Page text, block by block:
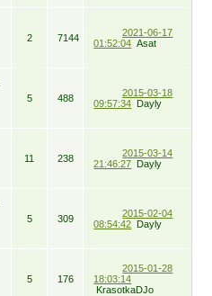
2 7144
2021-06-17
01:52:04 Asat
5 488
2015-03-18
09:57:34 Dayly
11 238
2015-03-14
21:46:27 Dayly
5 309
2015-02-04
08:54:42 Dayly
5 176
2015-01-28
18:03:14
KrasotkaDJo